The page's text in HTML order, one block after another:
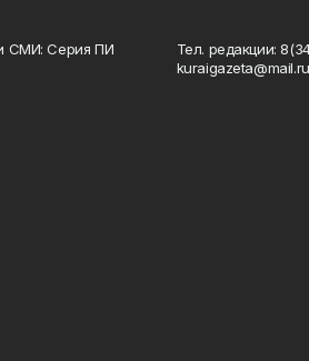
СМИ: Серия ПИ
Тел. редакции:
kuraigazeta@mail.ru